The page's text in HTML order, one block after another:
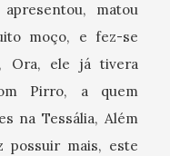
matou
moço, e fez-se
Ora, ele já tivera
Pirro, a quem
na Tessália, Além
possuir mais, este